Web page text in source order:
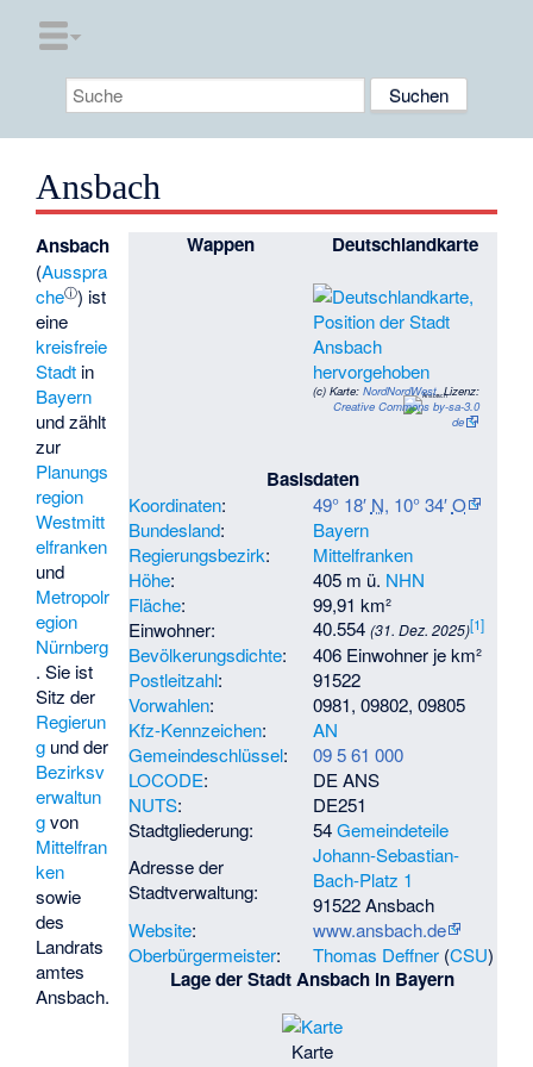
Ansbach
Wappen Deutschlandkarte
(c) Karte: NordNordWest, Lizenz:
Creative Commons by-sa-3.0
de
Basisdaten
Koordinaten: 49° 18′ N, 10° 34′O
Bundesland:
Bayern
Regierungsbezirk:
Mittelfranken
Höhe: 405 m ü. NHN
Fläche:
99,91 km²
Einwohner:
40.554 (31. Dez. 2025)[1]
Bevölkerungsdichte:
406 Einwohner je km²
Postleitzahl:
91522
Vorwahlen:
0981, 09802, 09805
Kfz-Kennzeichen:
AN
Gemeindeschlüssel:
09 5 61 000
LOCODE:
DE ANS
NUTS:
DE251
Stadtgliederung:
54Gemeindeteile
Adresse der
Stadtverwaltung:
Johann-Sebastian-
Bach-Platz 1
91522 Ansbach
Website:
www.ansbach.de
Oberbürgermeister: Thomas Deffner(CSU)
Lage der Stadt Ansbach in Bayern
Karte
Ansbach
(Ausspra
cheⓘ) ist
eine
kreisfreie
Stadt in
Bayern
und zählt
zur
Planungs
region
Westmitt
elfranken
und
Metropolr
egion
Nürnberg
. Sie ist
Sitz der
Regierun
g und der
Bezirksv
erwaltun
gvon
Mittelfran
ken
sowie
des
Landrats
amtes
Ansbach.